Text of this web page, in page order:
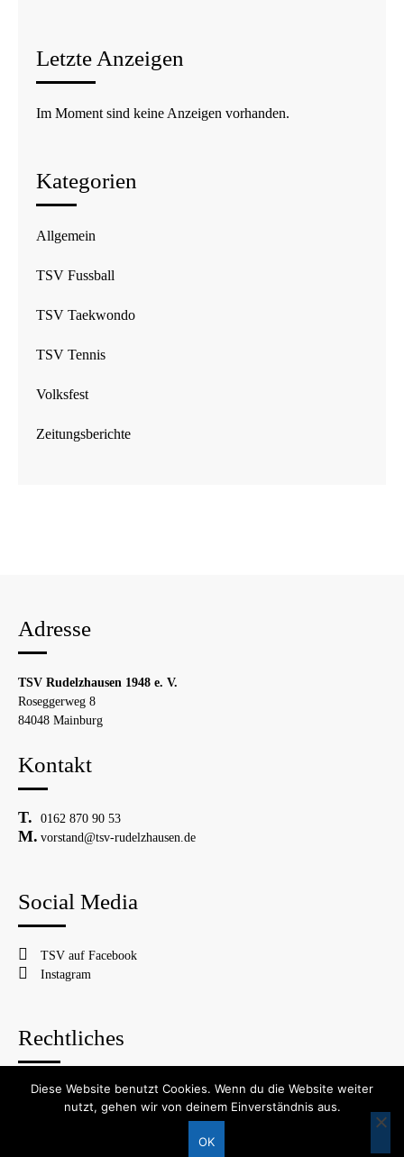
Letzte Anzeigen
Im Moment sind keine Anzeigen vorhanden.
Kategorien
Allgemein
TSV Fussball
TSV Taekwondo
TSV Tennis
Volksfest
Zeitungsberichte
Adresse
TSV Rudelzhausen 1948 e. V.
Roseggerweg 8
84048 Mainburg
Kontakt
0162 870 90 53
vorstand@tsv-rudelzhausen.de
Social Media
TSV auf Facebook
Instagram
Rechtliches
© 2026 TSV Rudelzhausen
Impressum
Diese Website benutzt Cookies. Wenn du die Website weiter
nutzt, gehen wir von deinem Einverständnis aus.
OK